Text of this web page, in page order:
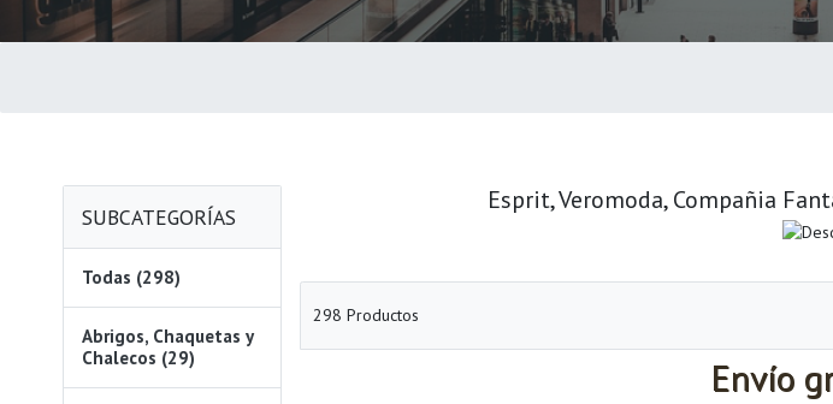
SUBCATEGORÍAS
Todas (298)
Abrigos, Chaquetas y
Chalecos (29)
Esprit, Veromoda, Compañia
298 Productos
Envío